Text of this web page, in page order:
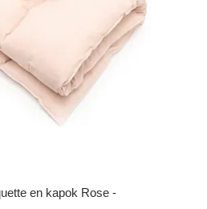
rapide
en kapok Rose -